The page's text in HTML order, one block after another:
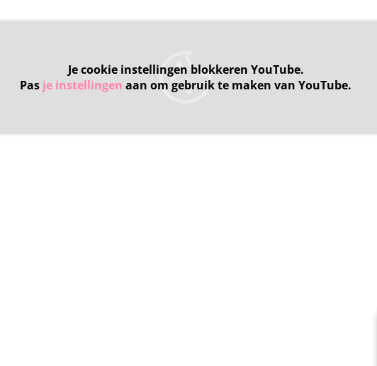
Je cookie instellingen blokkeren YouTube.
Pas je instellingen aan om gebruik te maken van YouTube.